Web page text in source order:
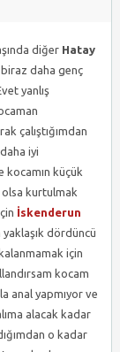
diğer Hatay
daha genç
yanlış
çalıştığımdan
iyi
kocamın küçük
kurtulmak
İskenderun
dördüncü
için
kocam
anal yapmıyor ve
alacak kadar
o kadar